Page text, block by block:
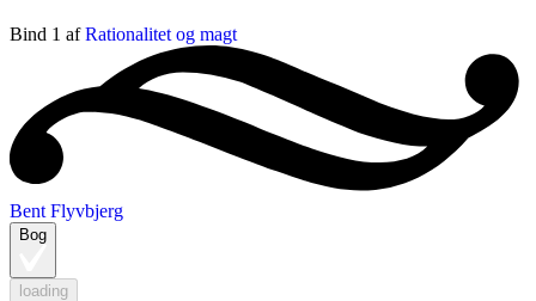
Bind 1 afRationalitet og magt
Bent Flyvbjerg
Bog
loading